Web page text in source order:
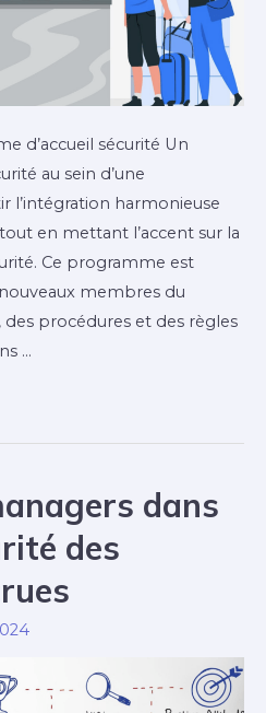
d’accueil sécurité Un
au sein d’une
l’intégration harmonieuse
en mettant l’accent sur la
Ce programme est
membres du
procédures et des règles
…
dans
des